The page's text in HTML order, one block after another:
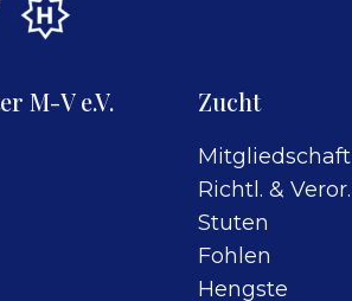
M-V e.V. Zucht
Mitgliedschaft
Richtl. & Veror.
Stuten
Fohlen
Hengste